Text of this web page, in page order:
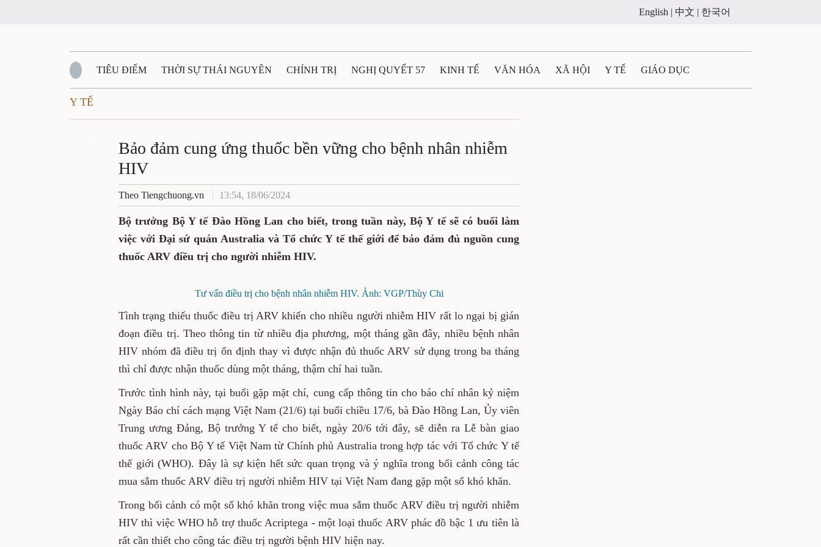
English | 中文 | 한국어
TIÊU ĐIỂM THỜI SỰ THÁI NGUYÊN CHÍNH TRỊ NGHỊ QUYẾT 57 KINH TẾ VĂN HÓA XÃ HỘI Y TẾ GIÁO DỤC
QUỐC PHÒNG - AN NINH
QUÊ HƯƠNG - ĐẤT NƯỚC QUỐC TẾ TÀI NGUYÊN - MÔI TRƯỜNG THỂ THAO THÔNG TIN - QUẢNG CÁO
Y TẾ
Bảo đảm cung ứng thuốc bền vững cho bệnh nhân nhiễm
HIV
Theo Tiengchuong.vn 13:54, 18/06/2024
Bộ trưởng Bộ Y tế Đào Hồng Lan cho biết, trong tuần này, Bộ Y tế sẽ có buổi làm
việc với Đại sứ quán Australia và Tổ chức Y tế thế giới để bảo đảm đủ nguồn cung
thuốc ARV điều trị cho người nhiễm HIV.
Tư vấn điều trị cho bệnh nhân nhiễm HIV. Ảnh: VGP/Thùy Chi
Tình trạng thiếu thuốc điều trị ARV khiến cho nhiều người nhiễm HIV rất lo ngại bị gián
đoạn điều trị. Theo thông tin từ nhiều địa phương, một tháng gần đây, nhiều bệnh nhân
HIV nhóm đã điều trị ổn định thay vì được nhận đủ thuốc ARV sử dụng trong ba tháng
thì chỉ được nhận thuốc dùng một tháng, thậm chí hai tuần.
Trước tình hình này, tại buổi gặp mặt chí, cung cấp thông tin cho báo chí nhân kỷ niệm
Ngày Báo chí cách mạng Việt Nam (21/6) tại buổi chiều 17/6, bà Đào Hồng Lan, Ủy viên
Trung ương Đảng, Bộ trưởng Y tế cho biết, ngày 20/6 tới đây, sẽ diễn ra Lễ bàn giao
thuốc ARV cho Bộ Y tế Việt Nam từ Chính phủ Australia trong hợp tác với Tổ chức Y tế
thế giới (WHO). Đây là sự kiện hết sức quan trọng và ý nghĩa trong bối cảnh công tác
mua sắm thuốc ARV điều trị người nhiễm HIV tại Việt Nam đang gặp một số khó khăn.
Trong bối cảnh có một số khó khăn trong việc mua sắm thuốc ARV điều trị người nhiễm
HIV thì việc WHO hỗ trợ thuốc Acriptega - một loại thuốc ARV phác đồ bậc 1 ưu tiên là
rất cần thiết cho công tác điều trị người bệnh HIV hiện nay.